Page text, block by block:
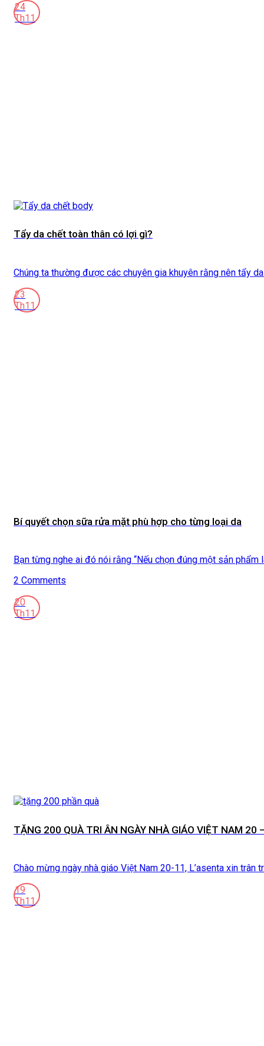
24
Th11
Tẩy da chết toàn thân có lợi gì?
Chúng ta thường được các chuyên gia khuyên rằng nên tẩy da
23
Th11
Bí quyết chọn sữa rửa mặt phù hợp cho từng loại da
Bạn từng nghe ai đó nói rằng “Nếu chọn đúng một sản phẩm
2 Comments
20
Th11
TẶNG 200 QUÀ TRI ÂN NGÀY NHÀ GIÁO VIỆT NAM 20
Chào mừng ngày nhà giáo Việt Nam 20-11, L’asenta xin trân
19
Th11